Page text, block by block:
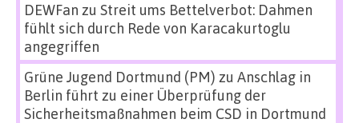
DEWFan zu Streit ums Bettelverbot: Dahmen
fühlt sich durch Rede von Karacakurtoglu
angegriffen
Grüne Jugend Dortmund (PM) zu Anschlag in
Berlin führt zu einer Überprüfung der
Sicherheitsmaßnahmen beim CSD in Dortmund